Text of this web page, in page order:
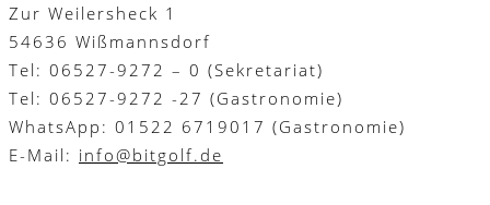
Zur Weilersheck 1
54636 Wißmannsdorf
Tel: 06527-9272 – 0 (Sekretariat)
Tel: 06527-9272 -27 (Gastronomie)
WhatsApp: 01522 6719017 (Gastronomie)
E-Mail: info@bitgolf.de